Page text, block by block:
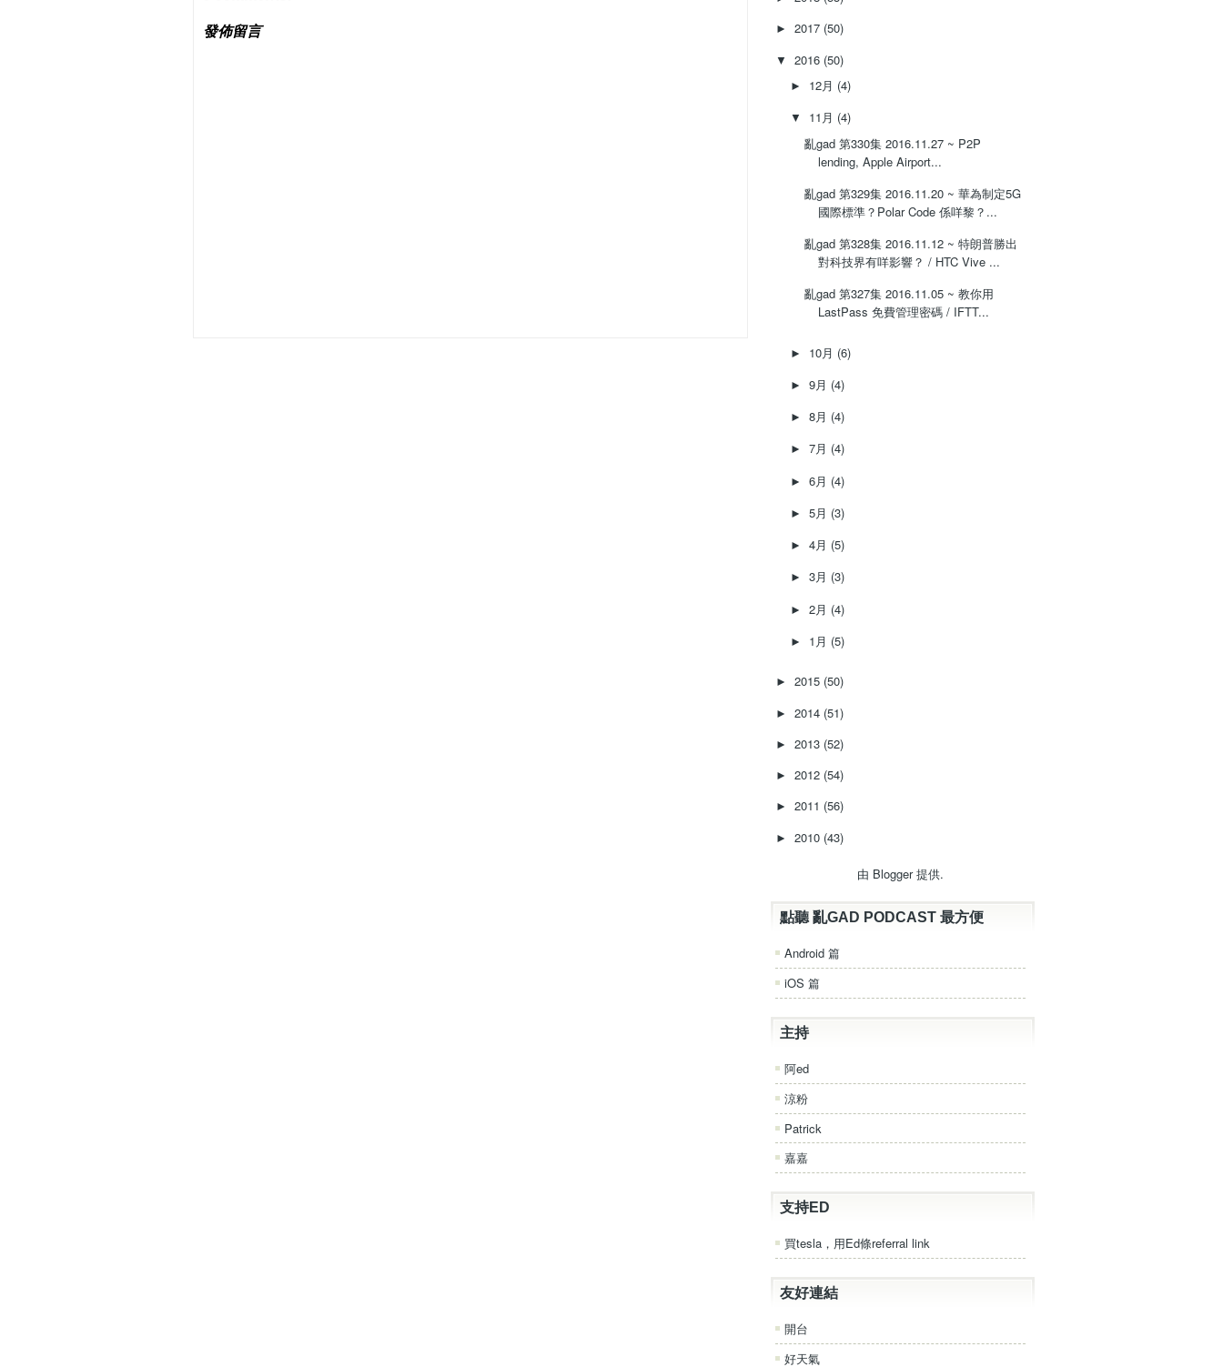
發佈留言
► 2017 (50)
▼ 2016 (50)
► 12月 (4)
▼ 11月 (4)
亂gad 第330集 2016.11.27 ~ P2P
lending, Apple Airport...
亂gad 第329集 2016.11.20 ~ 華為制定5G
國際標準？Polar Code 係咩黎？...
亂gad 第328集 2016.11.12 ~ 特朗普勝出
對科技界有咩影響？ / HTC Vive ...
亂gad 第327集 2016.11.05 ~ 教你用
LastPass 免費管理密碼 / IFTT...
► 10月 (6)
► 9月 (4)
► 8月 (4)
► 7月 (4)
► 6月 (4)
► 5月 (3)
► 4月 (5)
► 3月 (3)
► 2月 (4)
► 1月 (5)
► 2015 (50)
► 2014 (51)
► 2013 (52)
► 2012 (54)
► 2011 (56)
► 2010 (43)
由 Blogger提供.
點聽 亂GAD PODCAST 最方便
Android 篇
iOS 篇
主持
阿ed
涼粉
Patrick
嘉嘉
支持ED
買tesla，用Ed條referral link
友好連結
開台
好天氣